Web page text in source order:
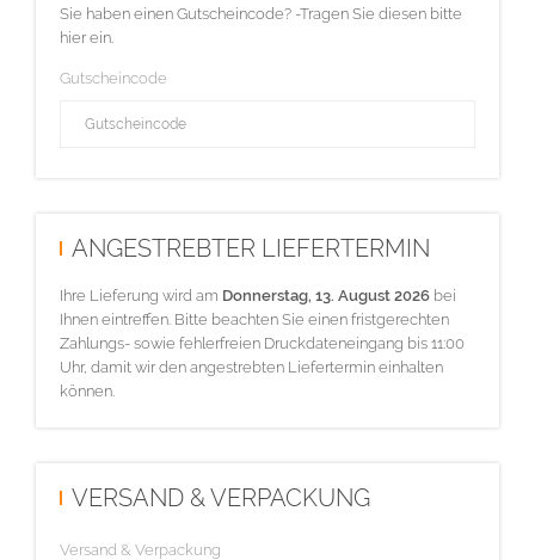
Sie haben einen Gutscheincode? -Tragen Sie diesen bitte
hier ein.
Gutscheincode
ANGESTREBTER LIEFERTERMIN
Ihre Lieferung wird am Donnerstag, 13. August 2026 bei
Ihnen eintreffen. Bitte beachten Sie einen fristgerechten
Zahlungs- sowie fehlerfreien Druckdateneingang bis 11:00
Uhr, damit wir den angestrebten Liefertermin einhalten
können.
VERSAND & VERPACKUNG
Versand & Verpackung